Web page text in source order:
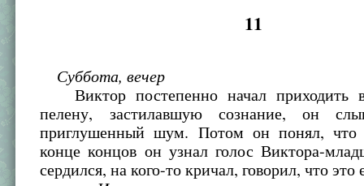
11
Суббота, вечер
Виктор постепенно начал приходить
пелену, застилавшую сознание, он
приглушенный шум. Потом он понял, что
конце концов он узнал голос Виктора-
сердился, на кого-то кричал, говорил, что это